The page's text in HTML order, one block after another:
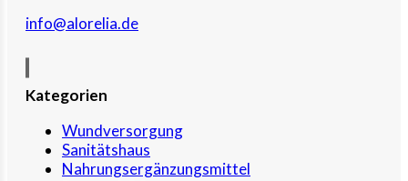
info@alorelia.de
Kategorien
Wundversorgung
Sanitätshaus
Nahrungsergänzungsmittel